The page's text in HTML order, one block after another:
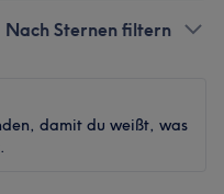
Nach Sternen filtern
damit du weißt, was